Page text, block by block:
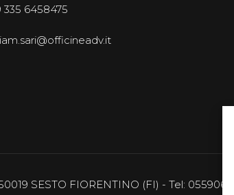
335 6458475
SESTO FIORENTINO (FI) - Tel: